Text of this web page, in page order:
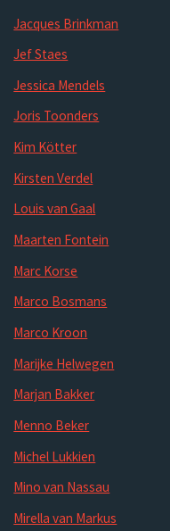
Jacques Brinkman
Jef Staes
Jessica Mendels
Joris Toonders
Kim Kötter
Kirsten Verdel
Louis van Gaal
Maarten Fontein
Marc Korse
Marco Bosmans
Marco Kroon
Marijke Helwegen
Marjan Bakker
Menno Beker
Michel Lukkien
Mino van Nassau
Mirella van Markus